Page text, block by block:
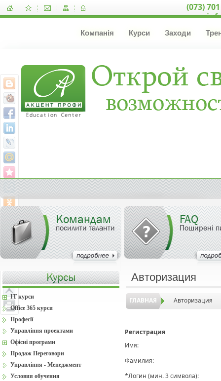
(073)
Компанія Курси Заходи
Командам
посилити таланти
FAQ
Поширені
Авторизация
ГЛАВНАЯ Авторизация
Регистрация
Имя:
Фамилия:
*Логин (мин. 3 символа):
IT курси
Office 365 курси
Професії
Управління проектами
Офісні програми
Продаж Переговори
Управління - Менеджмент
Условия обучения